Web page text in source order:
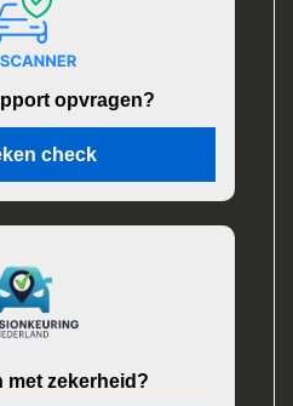
opvragen?
check
met zekerheid?